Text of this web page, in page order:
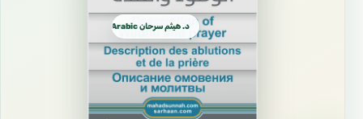
د. هيثم سرحان Arabic العربية